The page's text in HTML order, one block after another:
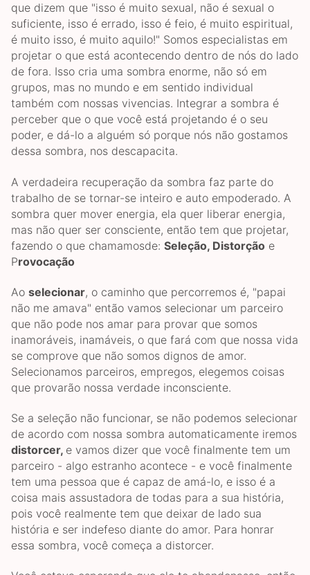
que dizem que "isso é muito sexual, não é sexual o
suficiente, isso é errado, isso é feio, é muito espiritual,
é muito isso, é muito aquilo!" Somos especialistas em
projetar o que está acontecendo dentro de nós do lado
de fora. Isso cria uma sombra enorme, não só em
grupos, mas no mundo e em sentido individual
também com nossas vivencias. Integrar a sombra é
perceber que o que você está projetando é o seu
poder, e dá-lo a alguém só porque nós não gostamos
dessa sombra, nos descapacita.
A verdadeira recuperação da sombra faz parte do
trabalho de se tornar-se inteiro e auto empoderado. A
sombra quer mover energia, ela quer liberar energia,
mas não quer ser consciente, então tem que projetar,
fazendo o que chamamosde: Seleção, Distorção e
Provocação
Ao selecionar, o caminho que percorremos é, "papai
não me amava" então vamos selecionar um parceiro
que não pode nos amar para provar que somos
inamoráveis, inamáveis, o que fará com que nossa vida
se comprove que não somos dignos de amor.
Selecionamos parceiros, empregos, elegemos coisas
que provarão nossa verdade inconsciente.
Se a seleção não funcionar, se não podemos selecionar
de acordo com nossa sombra automaticamente iremos
distorcer, e vamos dizer que você finalmente tem um
parceiro - algo estranho acontece - e você finalmente
tem uma pessoa que é capaz de amá-lo, e isso é a
coisa mais assustadora de todas para a sua história,
pois você realmente tem que deixar de lado sua
história e ser indefeso diante do amor. Para honrar
essa sombra, você começa a distorcer.